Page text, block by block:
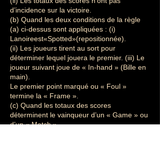
d’incidence sur la victoire.
(b) Quand les deux conditions de la règle
(a) ci-dessus sont appliquées : (i)
Lanoireest«Spotted»(repositionnée).
(ii) Les joueurs tirent au sort pour
déterminer lequel jouera le premier. (iii) Le
joueur suivant joue de « In-hand » (Bille en
main).
Le premier point marqué ou « Foul »
termine la « Frame ».
(c) Quand les totaux des scores
déterminent le vainqueur d’un « Game » ou
d’un « Match »,